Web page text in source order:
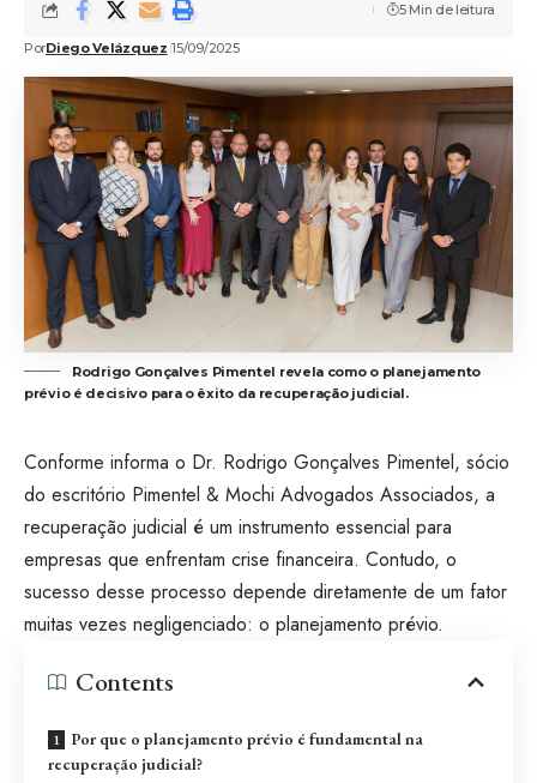
PorDiego Velázquez 15/09/2025
5 Min de leitura
Rodrigo Gonçalves Pimentel revela como o planejamento
prévio é decisivo para o êxito da recuperação judicial.
Conforme informa o Dr. Rodrigo Gonçalves Pimentel, sócio
do escritório Pimentel & Mochi Advogados Associados, a
recuperação judicial é um instrumento essencial para
empresas que enfrentam crise financeira. Contudo, o
sucesso desse processo depende diretamente de um fator
muitas vezes negligenciado: o planejamento prévio.
Contents
Por que o planejamento prévio é fundamental na
recuperação judicial?